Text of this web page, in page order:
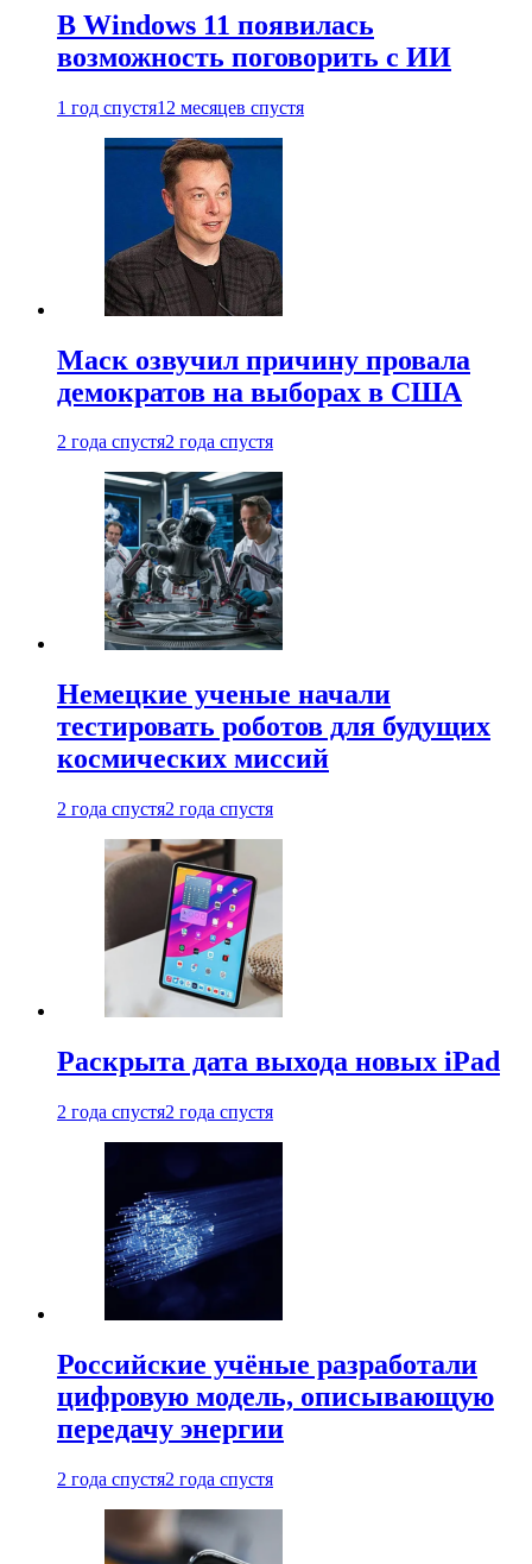
В Windows 11 появилась
возможность поговорить с ИИ
1 год спустя12 месяцев спустя
Маск озвучил причину провала
демократов на выборах в США
2 года спустя2 года спустя
Немецкие ученые начали
тестировать роботов для будущих
космических миссий
2 года спустя2 года спустя
Раскрыта дата выхода новых iPad
2 года спустя2 года спустя
Российские учёные разработали
цифровую модель, описывающую
передачу энергии
2 года спустя2 года спустя